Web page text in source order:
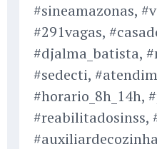
#sineamazonas,
#291vagas,
#djalma_batista,
#sedecti,
#horario_8h_14h,
#reabilitadosinss,